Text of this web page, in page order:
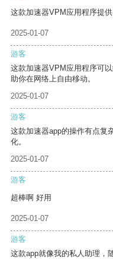
这款加速器VPM应用程序提
2025-01-07
游客
这款加速器VPM应用程序可
助你在网络上自由移动。
2025-01-07
游客
这款加速器app的操作有点复
化。
2025-01-07
游客
超棒啊 好用
2025-01-07
游客
这款app就像我的私人助理，